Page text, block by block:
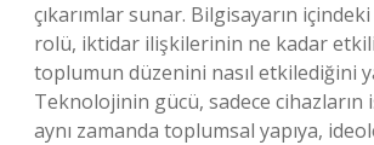
çıkarımlar sunar. Bilgisayarın
rolü, iktidar ilişkilerinin ne kadar etkili
toplumun düzenini nasıl etkilediğini
Teknolojinin gücü, sadece cihazların
aynı zamanda toplumsal yapıya,